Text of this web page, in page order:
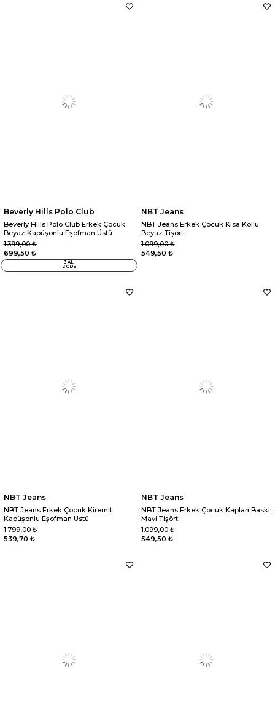
Beverly Hills Polo Club
Beverly Hills Polo Club Erkek Çocuk
Beyaz Kapüşonlu Eşofman Üstü
699,50 ₺
1.399,00 ₺
3 AL
2 ÖDE
NBT Jeans
NBT Jeans Erkek Çocuk Kısa Kollu
Beyaz Tişört
549,50 ₺
1.099,00 ₺
NBT Jeans
NBT Jeans Erkek Çocuk Kiremit
Kapüşonlu Eşofman Üstü
539,70 ₺
1.799,00 ₺
NBT Jeans
NBT Jeans Erkek Çocuk Kaplan Basklı
Mavi Tişört
549,50 ₺
1.099,00 ₺